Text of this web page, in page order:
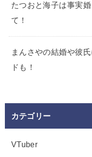
たつおと海子は事実
て！
まんさやの結婚や彼
ドも！
カテゴリー
VTuber